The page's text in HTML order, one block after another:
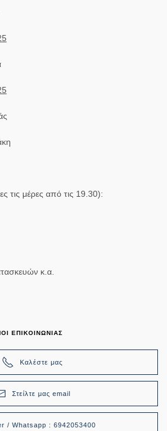
τις μέρες από τις 19.30):
κ.α.
ΕΠΙΚΟΙΝΩΝΙΑΣ
Καλέστε μας
Στείλτε μας email
/ Whatsapp : 6942053400